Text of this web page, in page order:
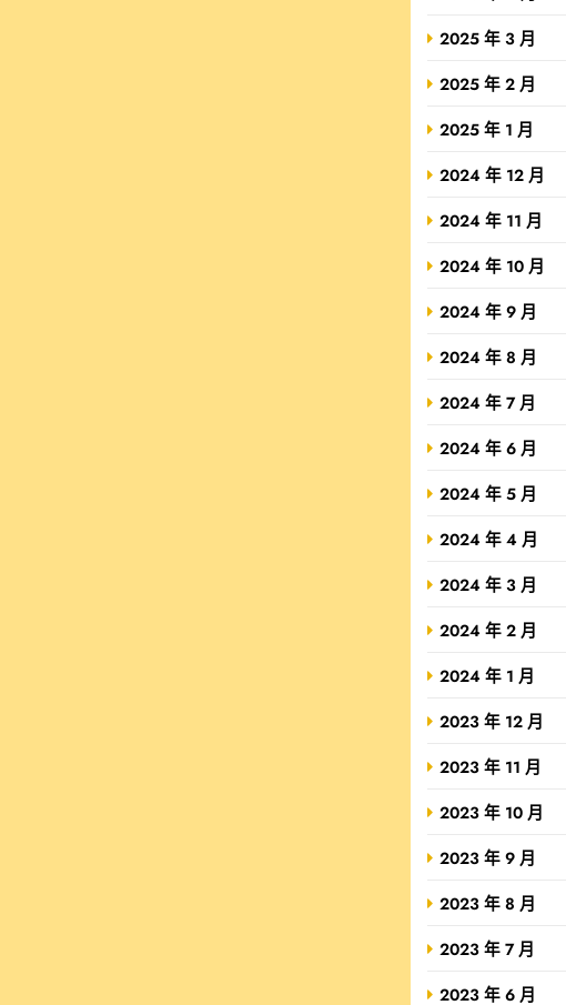
2025 年 3 月
2025 年 2 月
2025 年 1 月
2024 年 12 月
2024 年 11 月
2024 年 10 月
2024 年 9 月
2024 年 8 月
2024 年 7 月
2024 年 6 月
2024 年 5 月
2024 年 4 月
2024 年 3 月
2024 年 2 月
2024 年 1 月
2023 年 12 月
2023 年 11 月
2023 年 10 月
2023 年 9 月
2023 年 8 月
2023 年 7 月
2023 年 6 月